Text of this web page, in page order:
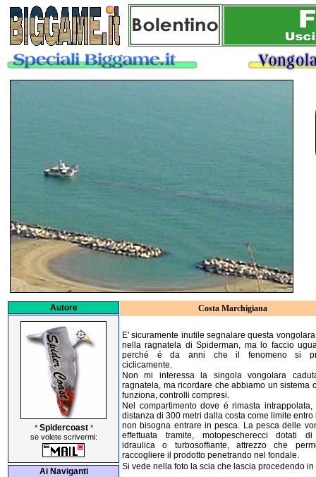
Autore
* Spidercoast*
se volete scrivermi:
Ai Naviganti
Costa Marchigiana
E' sicuramente inutile segnalare questa
nella ragnatela di Spiderman, ma lo faccio
perché é da anni che il fenomeno si
ciclicamente.
Non mi interessa la singola vongolara
ragnatela, ma ricordare che abbiamo un sistema
funziona, controlli compresi.
Nel compartimento dove é rimasta
distanza di 300 metri dalla costa come limite entro
non bisogna entrare in pesca. La pesca delle
effettuata tramite, motopescherecci dotati
idraulica o turbosoffiante, attrezzo che
raccogliere il prodotto penetrando nel fondale.
Si vede nella foto la scia che lascia procedendo in